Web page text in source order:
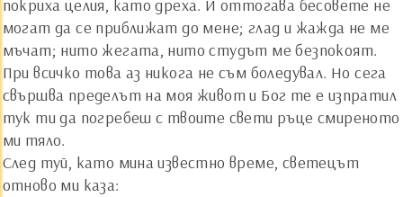
покриха целия, като дреха. И оттогава бесовете не
могат да се приближат до мене; глад и жажда не ме
мъчат; нито жегата, нито студът ме безпокоят.
При всичко това аз никога не съм боледувал. Но сега
свършва пределът на моя живот и Бог те е изпратил
тук ти да погребеш с твоите свети ръце смиреното
ми тяло.
След туй, като мина известно време, светецът
отново ми каза: